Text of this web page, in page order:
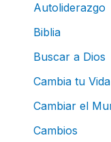
Autoliderazgo
Biblia
Buscar a Dios
Cambia tu Vida
Cambiar el
Cambios